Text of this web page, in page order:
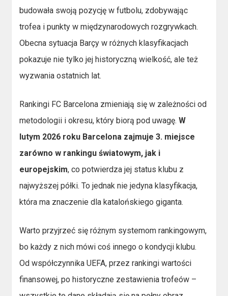
budowała swoją pozycję w futbolu, zdobywając
trofea i punkty w międzynarodowych rozgrywkach.
Obecna sytuacja Barçy w różnych klasyfikacjach
pokazuje nie tylko jej historyczną wielkość, ale też
wyzwania ostatnich lat.
Rankingi FC Barcelona zmieniają się w zależności od
metodologii i okresu, który biorą pod uwagę.W
lutym 2026 roku Barcelona zajmuje 3. miejsce
zarówno w rankingu światowym, jak i
europejskim, co potwierdza jej status klubu z
najwyższej półki. To jednak nie jedyna klasyfikacja,
która ma znaczenie dla katalońskiego giganta.
Warto przyjrzeć się różnym systemom rankingowym,
bo każdy z nich mówi coś innego o kondycji klubu.
Od współczynnika UEFA, przez rankingi wartości
finansowej, po historyczne zestawienia trofeów –